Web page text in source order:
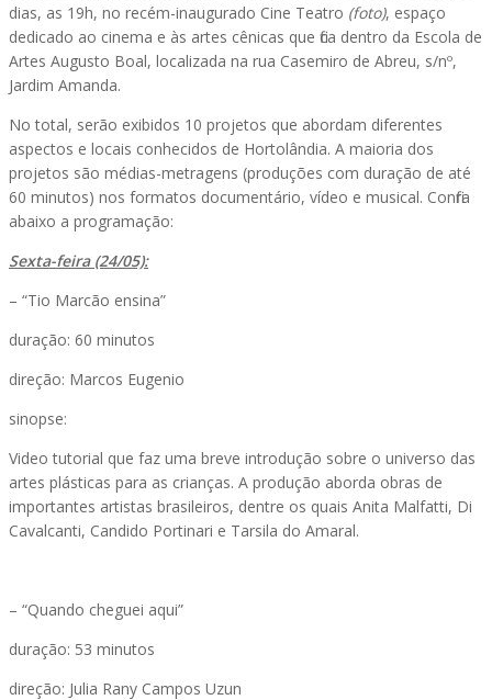
dias, as 19h, no recém-inaugurado Cine Teatro (foto), espaço
dedicado ao cinema e às artes cênicas que fica dentro da Escola de
Artes Augusto Boal, localizada na rua Casemiro de Abreu, s/nº,
Jardim Amanda.
No total, serão exibidos 10 projetos que abordam diferentes
aspectos e locais conhecidos de Hortolândia. A maioria dos
projetos são médias-metragens (produções com duração de até
60 minutos) nos formatos documentário, vídeo e musical. Confira
abaixo a programação:
Sexta-feira (24/05):
– “Tio Marcão ensina”
duração: 60 minutos
direção: Marcos Eugenio
sinopse:
Video tutorial que faz uma breve introdução sobre o universo das
artes plásticas para as crianças. A produção aborda obras de
importantes artistas brasileiros, dentre os quais Anita Malfatti, Di
Cavalcanti, Candido Portinari e Tarsila do Amaral.
– “Quando cheguei aqui”
duração: 53 minutos
direção: Julia Rany Campos Uzun